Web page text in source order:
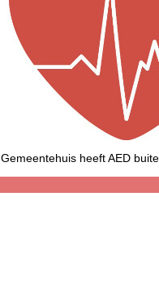
Gemeentehuis heeft AED